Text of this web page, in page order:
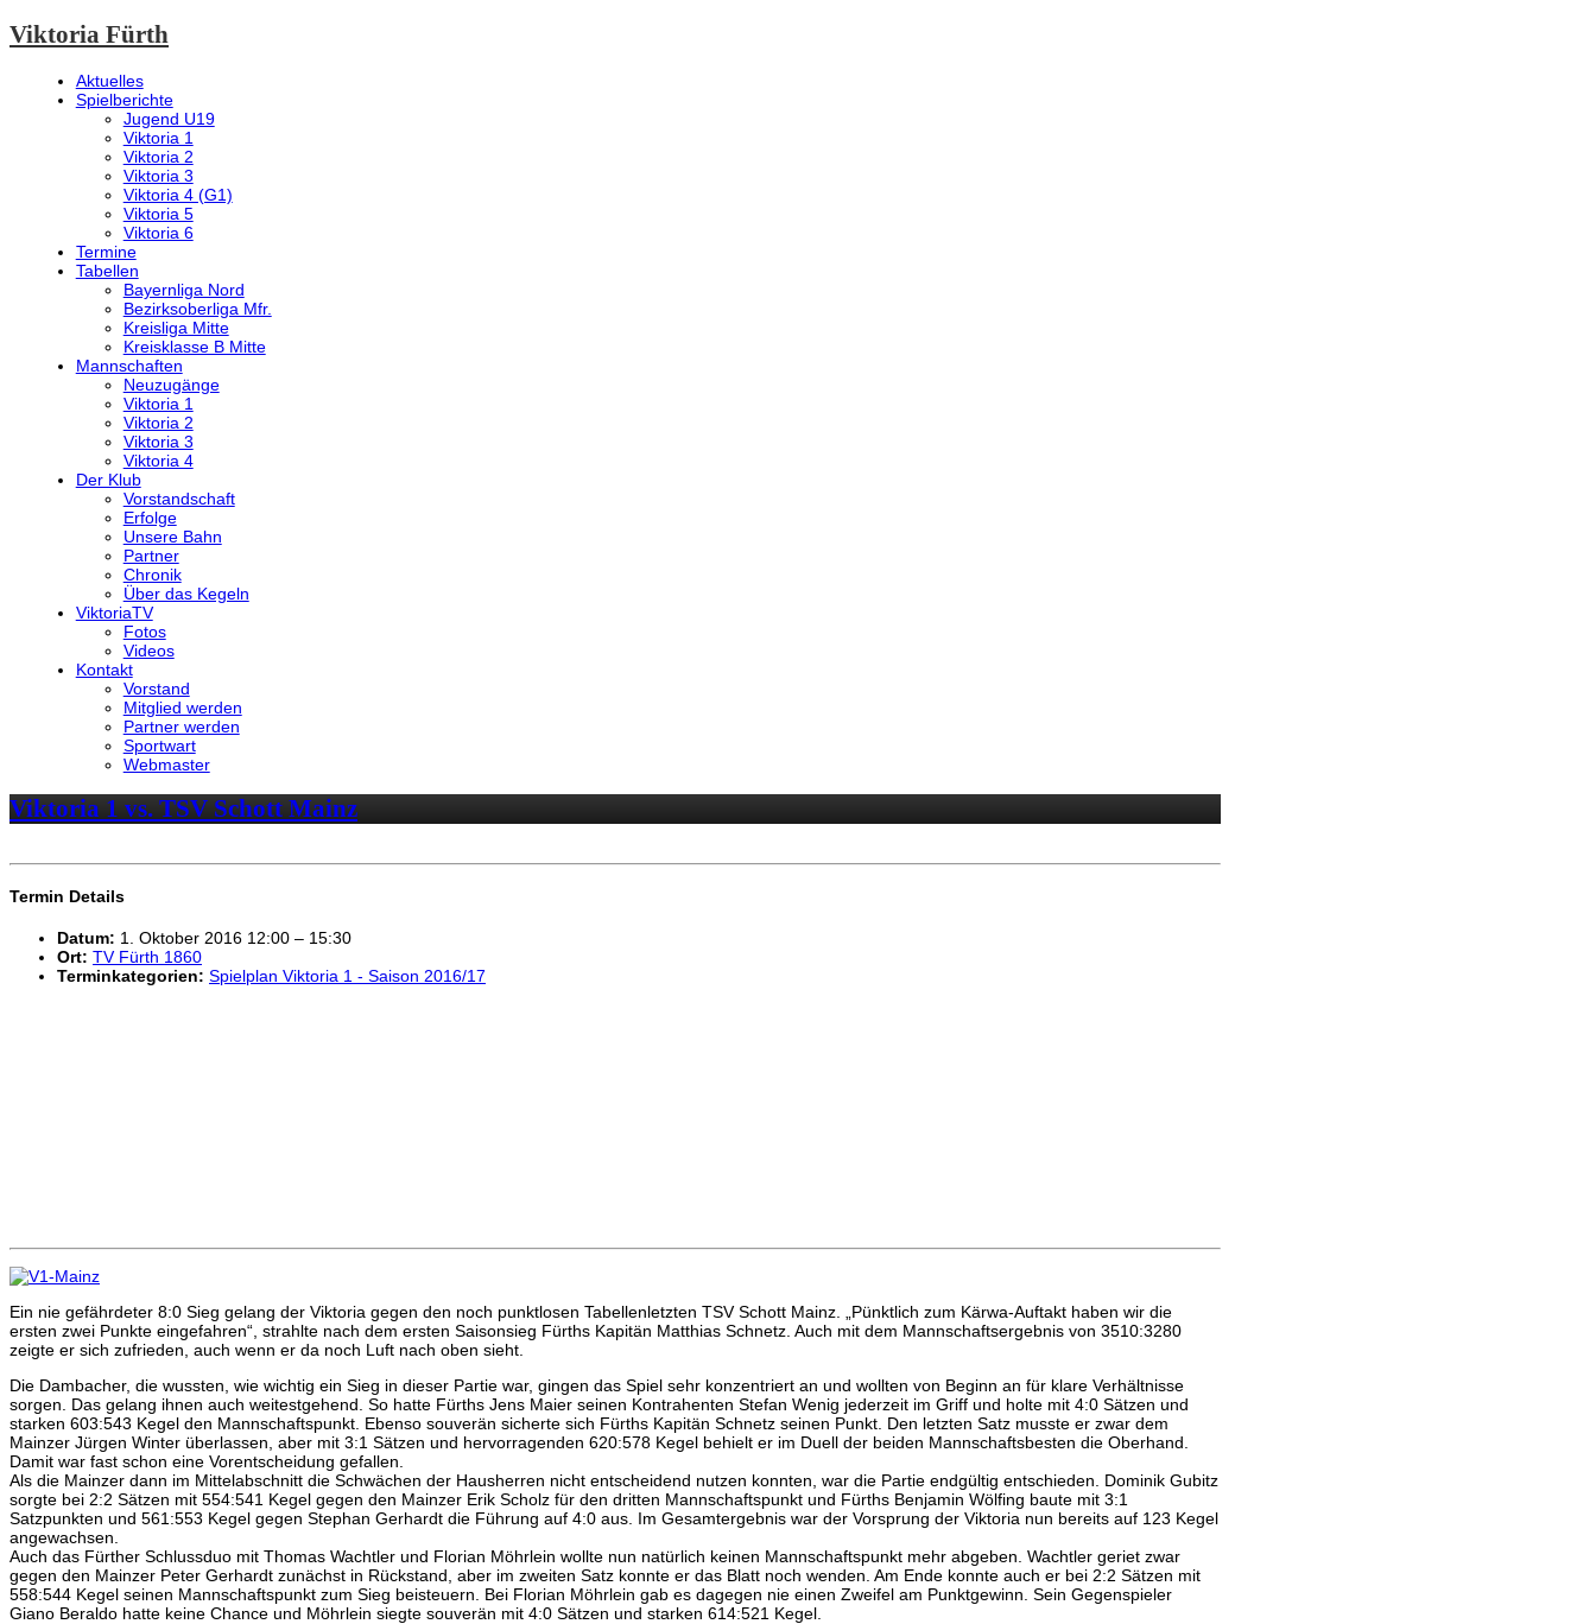
Viktoria Fürth
Aktuelles
Spielberichte
Jugend U19
Viktoria 1
Viktoria 2
Viktoria 3
Viktoria 4 (G1)
Viktoria 5
Viktoria 6
Termine
Tabellen
Bayernliga Nord
Bezirksoberliga Mfr.
Kreisliga Mitte
Kreisklasse B Mitte
Mannschaften
Neuzugänge
Viktoria 1
Viktoria 2
Viktoria 3
Viktoria 4
Der Klub
Vorstandschaft
Erfolge
Unsere Bahn
Partner
Chronik
Über das Kegeln
ViktoriaTV
Fotos
Videos
Kontakt
Vorstand
Mitglied werden
Partner werden
Sportwart
Webmaster
Viktoria 1 vs. TSV Schott Mainz
Termin Details
Datum: 1. Oktober 2016 12:00 – 15:30
Ort: TV Fürth 1860
Terminkategorien: Spielplan Viktoria 1 - Saison 2016/17
Ein nie gefährdeter 8:0 Sieg gelang der Viktoria gegen den noch punktlosen Tabellenletzten TSV Schott Mainz. „Pünktlich zum Kärwa-Auftakt haben wir die
ersten zwei Punkte eingefahren“, strahlte nach dem ersten Saisonsieg Fürths Kapitän Matthias Schnetz. Auch mit dem Mannschaftsergebnis von 3510:3280
zeigte er sich zufrieden, auch wenn er da noch Luft nach oben sieht.
Die Dambacher, die wussten, wie wichtig ein Sieg in dieser Partie war, gingen das Spiel sehr konzentriert an und wollten von Beginn an für klare Verhältnisse
sorgen. Das gelang ihnen auch weitestgehend. So hatte Fürths Jens Maier seinen Kontrahenten Stefan Wenig jederzeit im Griff und holte mit 4:0 Sätzen und
starken 603:543 Kegel den Mannschaftspunkt. Ebenso souverän sicherte sich Fürths Kapitän Schnetz seinen Punkt. Den letzten Satz musste er zwar dem
Mainzer Jürgen Winter überlassen, aber mit 3:1 Sätzen und hervorragenden 620:578 Kegel behielt er im Duell der beiden Mannschaftsbesten die Oberhand.
Damit war fast schon eine Vorentscheidung gefallen.
Als die Mainzer dann im Mittelabschnitt die Schwächen der Hausherren nicht entscheidend nutzen konnten, war die Partie endgültig entschieden. Dominik Gubitz
sorgte bei 2:2 Sätzen mit 554:541 Kegel gegen den Mainzer Erik Scholz für den dritten Mannschaftspunkt und Fürths Benjamin Wölfing baute mit 3:1
Satzpunkten und 561:553 Kegel gegen Stephan Gerhardt die Führung auf 4:0 aus. Im Gesamtergebnis war der Vorsprung der Viktoria nun bereits auf 123 Kegel
angewachsen.
Auch das Fürther Schlussduo mit Thomas Wachtler und Florian Möhrlein wollte nun natürlich keinen Mannschaftspunkt mehr abgeben. Wachtler geriet zwar
gegen den Mainzer Peter Gerhardt zunächst in Rückstand, aber im zweiten Satz konnte er das Blatt noch wenden. Am Ende konnte auch er bei 2:2 Sätzen mit
558:544 Kegel seinen Mannschaftspunkt zum Sieg beisteuern. Bei Florian Möhrlein gab es dagegen nie einen Zweifel am Punktgewinn. Sein Gegenspieler
Giano Beraldo hatte keine Chance und Möhrlein siegte souverän mit 4:0 Sätzen und starken 614:521 Kegel.